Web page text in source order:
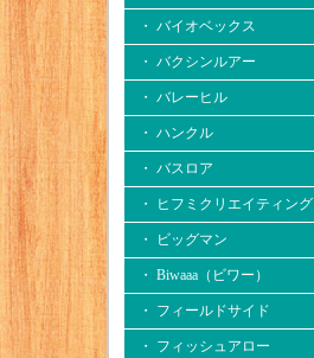
・ バイオベックス
・ バクシンルアー
・ バレーヒル
・ ハンクル
・ バスロア
・ ヒフミクリエイティング
・ ビッグマン
・ Biwaaa（ビワー）
・ フィールドサイド
・ フィッシュアロー